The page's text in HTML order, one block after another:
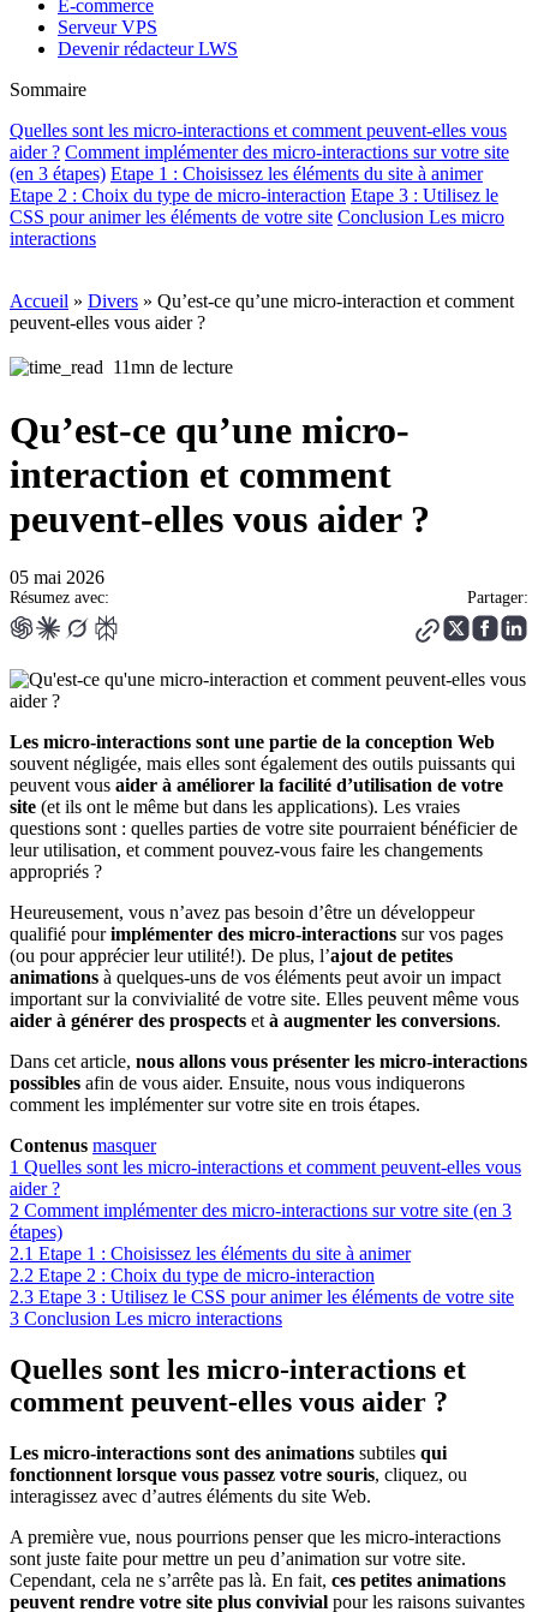
E-commerce
Serveur VPS
Devenir rédacteur LWS
Sommaire
Quelles sont les micro-interactions et comment peuvent-elles vous
aider ? Comment implémenter des micro-interactions sur votre site
(en 3 étapes) Etape 1 : Choisissez les éléments du site à animer
Etape 2 : Choix du type de micro-interaction Etape 3 : Utilisez le
CSS pour animer les éléments de votre site Conclusion Les micro
interactions
Accueil » Divers » Qu’est-ce qu’une micro-interaction et comment
peuvent-elles vous aider ?
11mn de lecture
Qu’est-ce qu’une micro-
interaction et comment
peuvent-elles vous aider ?
05 mai 2026
Résumez avec: Partager:
Les micro-interactions sont une partie de la conception Web
souvent négligée, mais elles sont également des outils puissants qui
peuvent vous aider à améliorer la facilité d’utilisation de votre
site (et ils ont le même but dans les applications). Les vraies
questions sont : quelles parties de votre site pourraient bénéficier de
leur utilisation, et comment pouvez-vous faire les changements
appropriés ?
Heureusement, vous n’avez pas besoin d’être un développeur
qualifié pourimplémenter des micro-interactions sur vos pages
(ou pour apprécier leur utilité!). De plus, l’ajout de petites
animations à quelques-uns de vos éléments peut avoir un impact
important sur la convivialité de votre site. Elles peuvent même vous
aider à générer des prospects et à augmenter les conversions.
Dans cet article, nous allons vous présenter les micro-interactions
possibles afin de vous aider. Ensuite, nous vous indiquerons
comment les implémenter sur votre site en trois étapes.
Contenus masquer
1 Quelles sont les micro-interactions et comment peuvent-elles vous
aider ?
2 Comment implémenter des micro-interactions sur votre site (en 3
étapes)
2.1 Etape 1 : Choisissez les éléments du site à animer
2.2 Etape 2 : Choix du type de micro-interaction
2.3 Etape 3 : Utilisez le CSS pour animer les éléments de votre site
3 Conclusion Les micro interactions
Quelles sont les micro-interactions et
comment peuvent-elles vous aider ?
Les micro-interactions sont des animations subtiles qui
fonctionnent lorsque vous passez votre souris, cliquez, ou
interagissez avec d’autres éléments du site Web.
A première vue, nous pourrions penser que les micro-interactions
sont juste faite pour mettre un peu d’animation sur votre site.
Cependant, cela ne s’arrête pas là. En fait, ces petites animations
peuvent rendre votre site plus convivial pour les raisons suivantes